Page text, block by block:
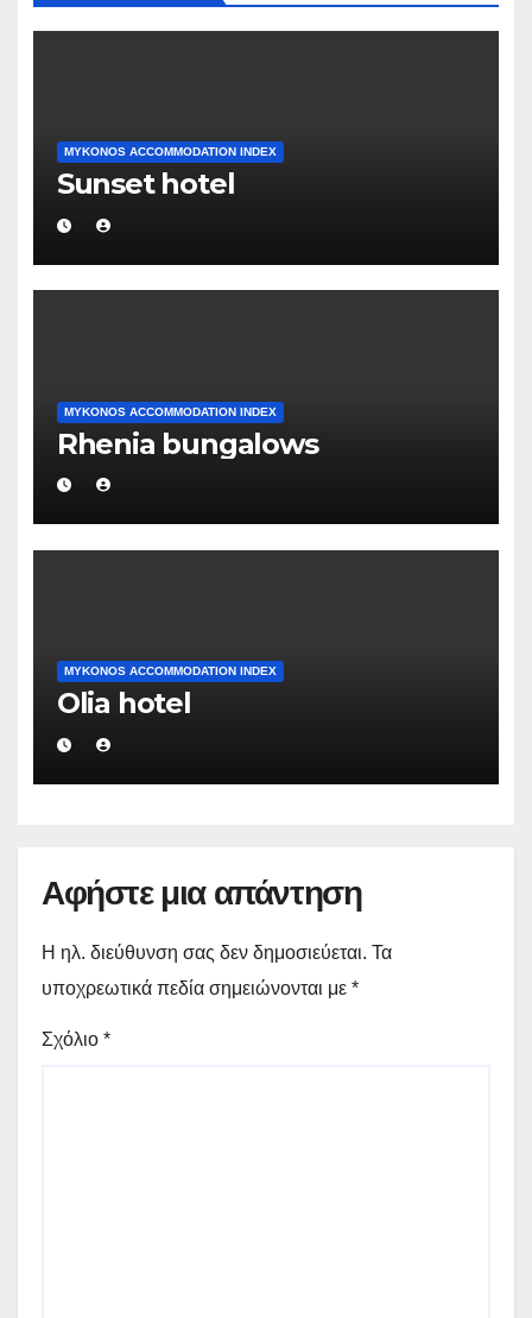
MYKONOS ACCOMMODATION INDEX
Sunset hotel
MYKONOS ACCOMMODATION INDEX
Rhenia bungalows
MYKONOS ACCOMMODATION INDEX
Olia hotel
Αφήστε μια απάντηση
Η ηλ. διεύθυνση σας δεν δημοσιεύεται. Τα
υποχρεωτικά πεδία σημειώνονται με *
Σχόλιο *